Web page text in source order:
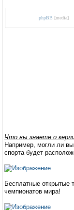
phpBB [media]
Что вы знаете о
Например, могли ли
спорта будет
Бесплатные открытые
чемпионатов мира!